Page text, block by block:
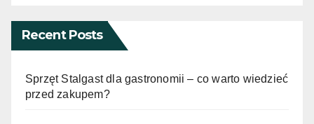
Recent Posts
Sprzęt Stalgast dla gastronomii – co warto wiedzieć
przed zakupem?